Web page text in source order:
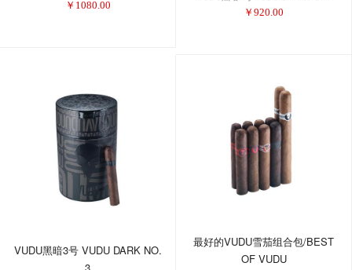
￥ 1080.00
￥ 920.00
VUDU黑暗3号 VUDU DARK NO.
最好的VUDU雪茄组合包/BEST
OF VUDU